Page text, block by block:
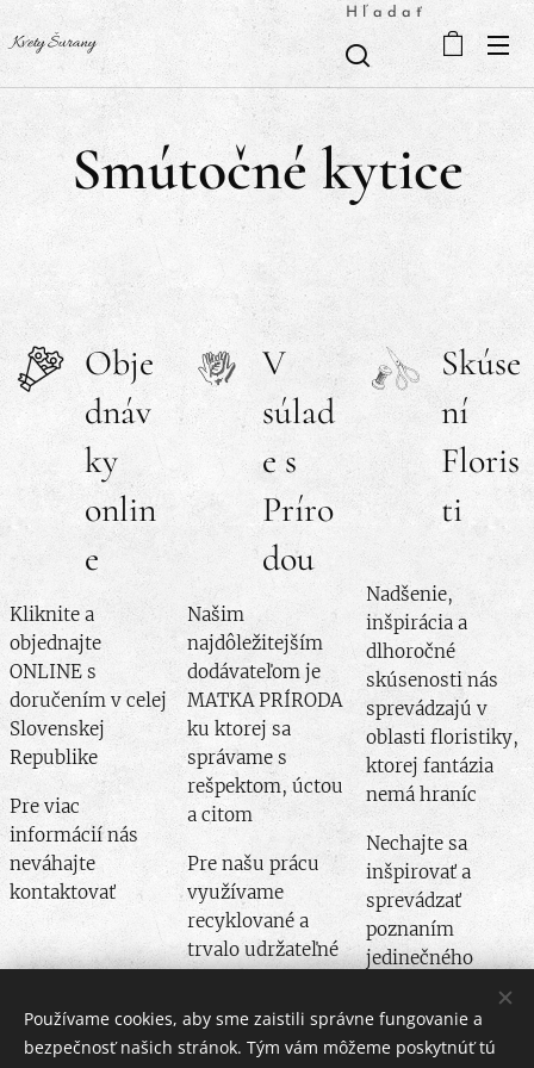
Kvety Šurany
Hľadať
Smútočné kytice
Obje
dnáv
ky
onlin
e
Kliknite a
objednajte
ONLINE s
doručením v celej
Slovenskej
Republike
Pre viac
informácií nás
neváhajte
kontaktovať
V
súlad
e s
Príro
dou
Našim
najdôležitejším
dodávateľom je
MATKA PRÍRODA
ku ktorej sa
správame s
rešpektom, úctou
a citom
Pre našu prácu
využívame
recyklované a
trvalo udržateľné
Skúse
ní
Floris
ti
Nadšenie,
inšpirácia a
dlhoročné
skúsenosti nás
sprevádzajú v
oblasti floristiky,
ktorej fantázia
nemá hraníc
Nechajte sa
inšpirovať a
sprevádzať
poznaním
jedinečného
Používame cookies, aby sme zaistili správne fungovanie a
bezpečnosť našich stránok. Tým vám môžeme poskytnúť tú